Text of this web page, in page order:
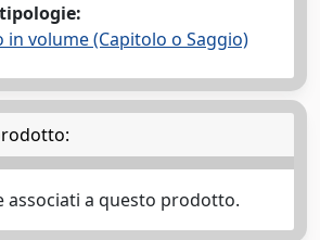
in volume (Capitolo o Saggio)
associati a questo prodotto.